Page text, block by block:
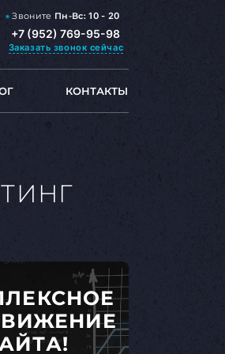
Звоните Пн-Вс:10 - 20
+7 (952) 769-95-98
Заказать звонок сейчас
КОНТАКТЫ